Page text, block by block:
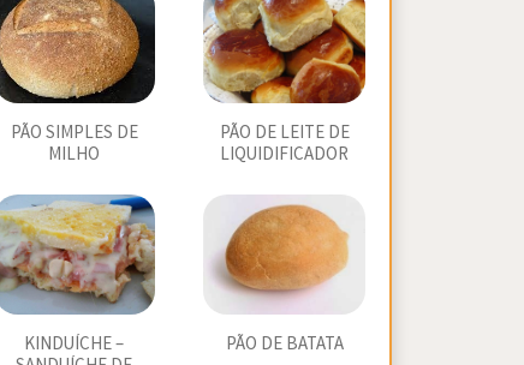
PÃO SIMPLES DE
MILHO
PÃO DE LEITE DE
LIQUIDIFICADOR
KINDUÍCHE –
PÃO DE BATATA